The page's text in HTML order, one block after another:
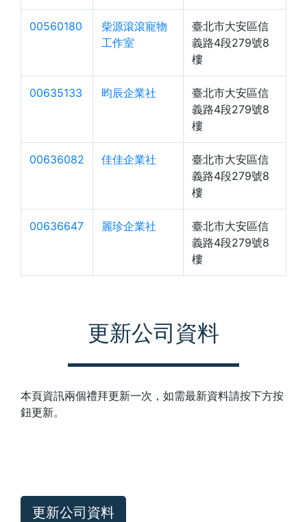
00560180
柴源滾滾寵物
工作室
臺北市大安區信
義路4段279號8
樓
00635133 昀辰企業社
臺北市大安區信
義路4段279號8
樓
00636082 佳佳企業社
臺北市大安區信
義路4段279號8
樓
00636647 麗珍企業社
臺北市大安區信
義路4段279號8
樓
更新公司資料
本頁資訊兩個禮拜更新一次，如需最新資料請按下方按
鈕更新。